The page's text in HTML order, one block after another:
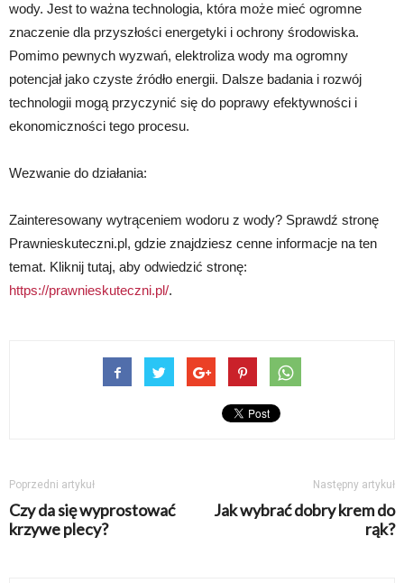
wody. Jest to ważna technologia, która może mieć ogromne
znaczenie dla przyszłości energetyki i ochrony środowiska.
Pomimo pewnych wyzwań, elektroliza wody ma ogromny
potencjał jako czyste źródło energii. Dalsze badania i rozwój
technologii mogą przyczynić się do poprawy efektywności i
ekonomiczności tego procesu.
Wezwanie do działania:
Zainteresowany wytrąceniem wodoru z wody? Sprawdź stronę
Prawnieskuteczni.pl, gdzie znajdziesz cenne informacje na ten
temat. Kliknij tutaj, aby odwiedzić stronę:
https://prawnieskuteczni.pl/.
Poprzedni artykuł
Czy da się wyprostować
krzywe plecy?
Następny artykuł
Jak wybrać dobry krem do
rąk?